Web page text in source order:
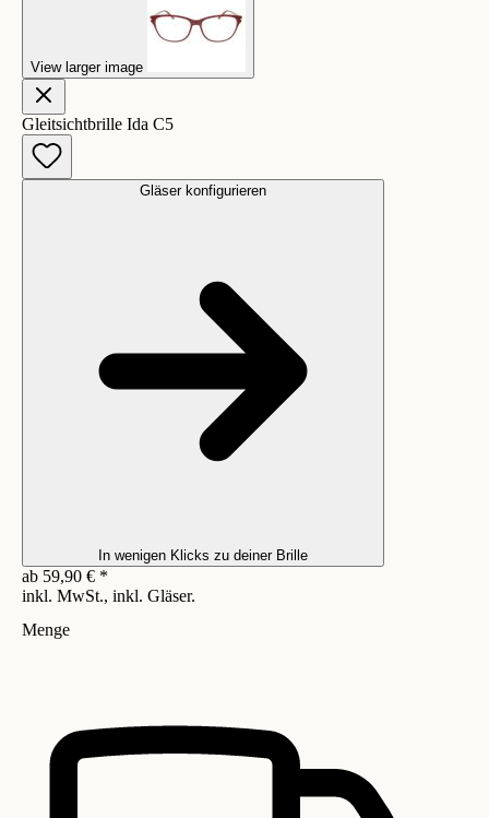
View larger image
Gleitsichtbrille Ida C5
Gläser konfigurieren
In wenigen Klicks zu deiner Brille
ab 59,90 € *
inkl. MwSt., inkl. Gläser.
Menge